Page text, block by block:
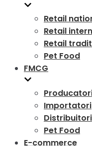
Retail
Retail
Retail
Pet Food
FMCG
Importatori
Distribuitori
Pet Food
E-commerce